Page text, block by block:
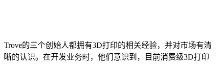
Trove的三个创始人都拥有3D打印的相关经验，并对市场有清
晰的认识。在开发业务时，他们意识到，目前消费级3D打印